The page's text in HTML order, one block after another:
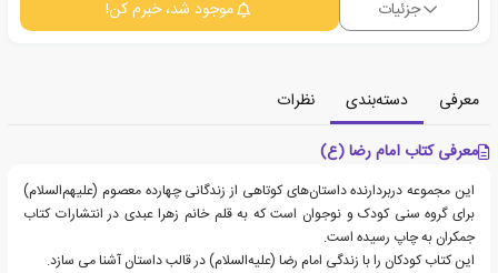
جزئیات موجود شد، خبرم کن!
معرفی دسته‌بندی
نظرات
معرفی کتاب امام رضا (ع)
این مجموعه دربردارنده داستان‌های کوتاهی از زندگانی چهارده معصوم (علیهم‌السلام)
برای گروه سنی کودک و نوجوان است که به قلم خانم زهرا عبدی در انتشارات کتاب
جمکران به چاپ رسیده است.
این کتاب کودکان را با زندگی امام رضا (علیه‌السلام) در قالب داستان آشنا می سازد.